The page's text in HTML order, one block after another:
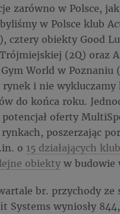
zarówno w Polsce,
w Polsce klub
cztery obiekty Good
(2Q) oraz
World w Poznaniu
i nie wykluczamy
do końca roku.
oferty
rynkach, poszerzając
o 15 działających
obiekty w budowie
br. przychody ze
Systems wyniosły